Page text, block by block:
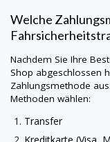
Welche
Nachdem Sie Ihre
Shop abgeschlossen
Zahlungsmethode
Methoden wählen:
Transfer